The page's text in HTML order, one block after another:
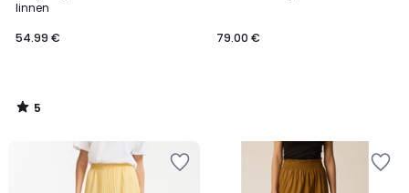
linnen
54.99 €
5
5
/
79.00 €